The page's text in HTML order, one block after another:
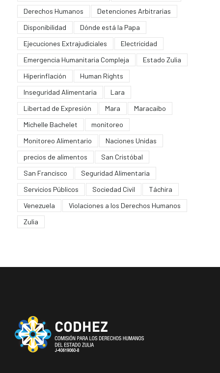
Derechos Humanos
Detenciones Arbitrarias
Disponibilidad
Dónde está la Papa
Ejecuciones Extrajudiciales
Electricidad
Emergencia Humanitaria Compleja
Estado Zulia
Hiperinflación
Human Rights
Inseguridad Alimentaria
Lara
Libertad de Expresión
Mara
Maracaibo
Michelle Bachelet
monitoreo
Monitoreo Alimentario
Naciones Unidas
precios de alimentos
San Cristóbal
San Francisco
Seguridad Alimentaria
Servicios Públicos
Sociedad Civil
Táchira
Venezuela
Violaciones a los Derechos Humanos
Zulia